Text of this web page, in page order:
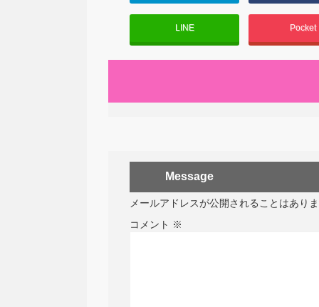
LINE Pocket
Message
メールアドレスが公開されることはあり
コメント ※